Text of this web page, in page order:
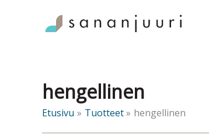
hengellinen
Etusivu Tuotteet hengellinen